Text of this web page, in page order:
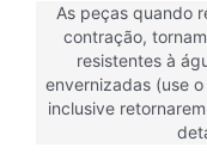
As peças quando
contração,
resistentes à
envernizadas (use
inclusive